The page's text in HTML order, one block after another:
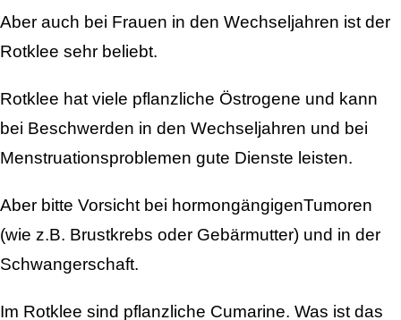
Aber auch bei Frauen in den Wechseljahren ist der
Rotklee sehr beliebt.
Rotklee hat viele pflanzliche Östrogene und kann
bei Beschwerden in den Wechseljahren und bei
Menstruationsproblemen gute Dienste leisten.
Aber bitte Vorsicht bei hormongängigenTumoren
(wie z.B. Brustkrebs oder Gebärmutter) und in der
Schwangerschaft.
Im Rotklee sind pflanzliche Cumarine. Was ist das